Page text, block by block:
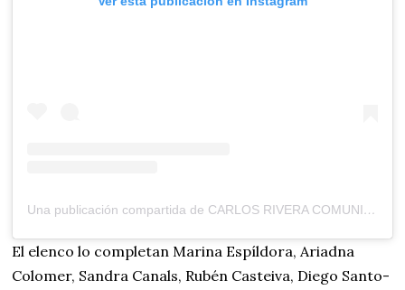
Una publicación compartida de CARLOS RIVERA COMUNICACIÓN (Prensa, Publicidad y Social Media) (@carlosriveracomunicacion)
El elenco lo completanMarina Espíldora, Ariadna
Colomer, Sandra Canals, Rubén Casteiva, Diego Santo-